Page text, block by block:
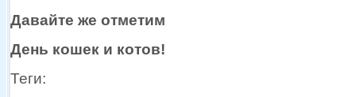
Давайте же отметим
День кошек и котов!
Теги: